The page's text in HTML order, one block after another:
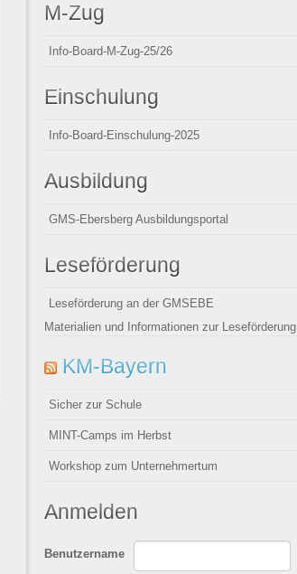
M-Zug
Info-Board-M-Zug-25/26
Einschulung
Info-Board-Einschulung-2025
Ausbildung
GMS-Ebersberg Ausbildungsportal
Leseförderung
Leseförderung an der GMSEBE
Materialien und Informationen zur Leseförderung
KM-Bayern
Sicher zur Schule
MINT-Camps im Herbst
Workshop zum Unternehmertum
Anmelden
Benutzername